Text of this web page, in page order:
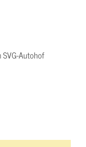
Autohof